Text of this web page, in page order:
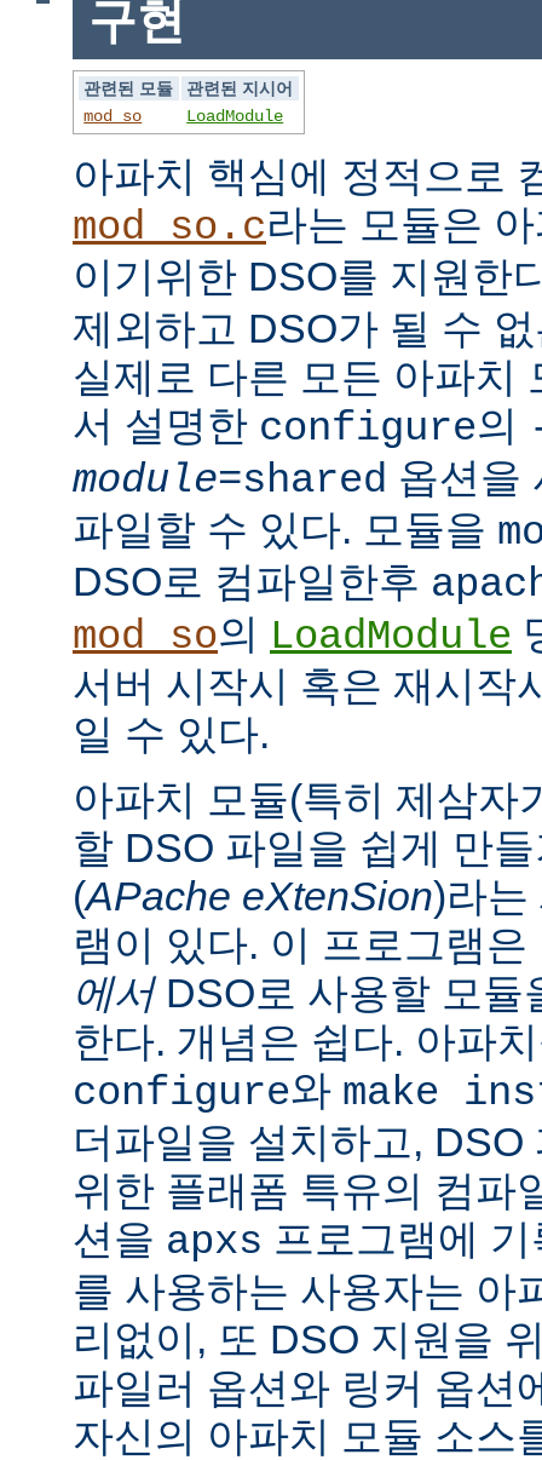
구현
관련된 모듈
관련된 지시어
mod_so
LoadModule
아파치 핵심에 정적으로
mod_so.c라는 모듈은
이기위한 DSO를 지원한
제외하고 DSO가 될 수
실제로 다른 모든 아파치
서 설명한 configure의
module=shared 옵션을
파일할 수 있다. 모듈을
DSO로 컴파일한후
mod_so의 LoadModule
서버 시작시 혹은 재시작
일 수 있다.
아파치 모듈(특히 제삼자
할 DSO 파일을 쉽게 만
(APache eXtenSion)라는
램이 있다. 이 프로그램
에서DSO로 사용할 모듈
한다. 개념은 쉽다. 아파
configure와 make
더파일을 설치하고,
위한 플래폼 특유의 컴파
션을 apxs 프로그램에
를 사용하는 사용자는 아
리없이, 또 DSO 지원을
파일러 옵션와 링커 옵션
자신의 아파치 모듈 소스